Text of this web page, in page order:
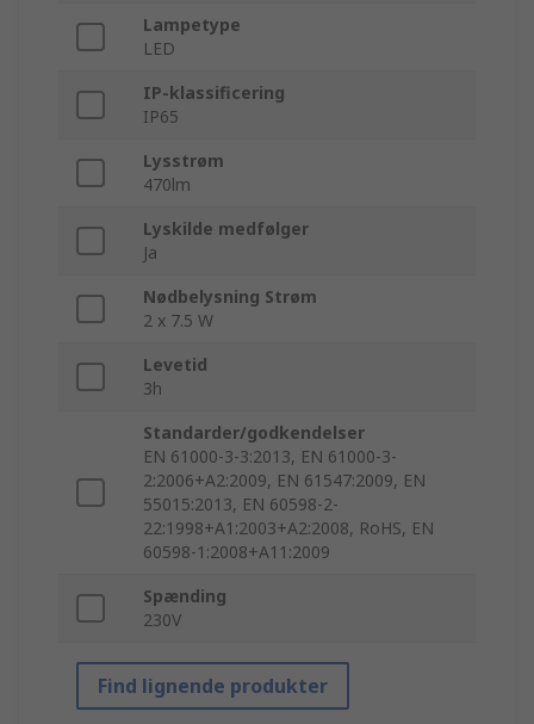
Lampetype
LED
IP-klassificering
IP65
Lysstrøm
470lm
Lyskilde medfølger
Ja
Nødbelysning Strøm
2 x 7.5 W
Levetid
3h
Standarder/godkendelser
EN 61000-3-3:2013, EN 61000-3-
2:2006+A2:2009, EN 61547:2009, EN
55015:2013, EN 60598-2-
22:1998+A1:2003+A2:2008, RoHS, EN
60598-1:2008+A11:2009
Spænding
230V
Find lignende produkter